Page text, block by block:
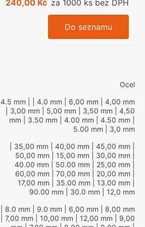
240,00 Kč za 1000 ks bez DPH
Do seznamu
Ocel
4.5 mm | 4.0 mm | 6,00 mm | 4,00 mm
| 3,00 mm | 5,00 mm | 3,50 mm | 4,50
mm | 3.50 mm | 4.00 mm | 4.50 mm
5.00 mm | 3,0 mm
| 35,00 mm | 40,00 mm | 45,00 mm
50,00 mm | 15,00 mm | 30,00 mm
40.00 mm | 50.00 mm | 25,00 mm
60,00 mm | 70,00 mm | 20,00 mm
17,00 mm | 35.00 mm | 13.00 mm
90.00 mm | 30.0 mm | 12,0 mm
| 8.0 mm | 9.0 mm | 6,00 mm | 8,00 mm
| 7,00 mm | 10,00 mm | 12,00 mm | 9,00